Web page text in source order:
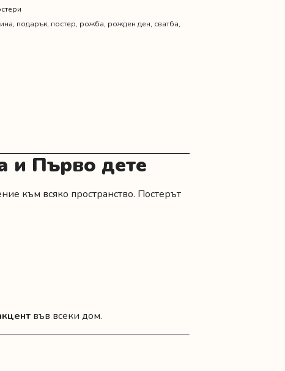
, подарък, постер, рожба, рожден ден, сватба,
и Първо дете
към всяко пространство. Постерът
във всеки дом.